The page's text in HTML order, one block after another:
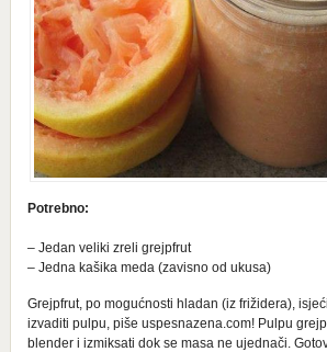
Potrebno:
– Jedan veliki zreli grejpfrut
– Jedna kašika meda (zavisno od ukusa)
Grejpfrut, po mogućnosti hladan (iz frižidera),
izvaditi pulpu, piše uspesnazena.com! Pulpu
blender i izmiksati dok se masa ne ujednači.